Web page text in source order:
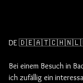
DE
Bei einem Besuch in
ich zufällig ein